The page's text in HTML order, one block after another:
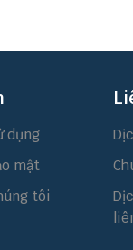
dụng
mật
tôi